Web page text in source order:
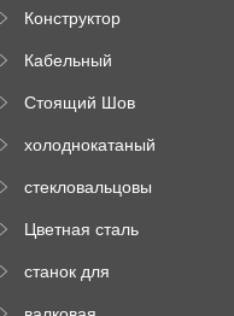
роликового
Конструктор
трубы
Кабельный
формируя
Стоящий Шов
Машина
холоднокатаный
станок
стекловальцовы
Цветная сталь
машина
станок для